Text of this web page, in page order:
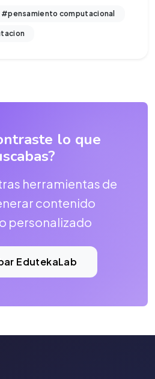
#pensamiento computacional
lo que
herramientas de
contenido
personalizado
EdutekaLab